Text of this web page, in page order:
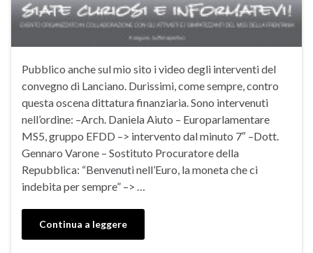
Pubblico anche sul mio sito i video degli interventi del
convegno di Lanciano. Durissimi, come sempre, contro
questa oscena dittatura finanziaria. Sono intervenuti
nell’ordine: –Arch. Daniela Aiuto – Europarlamentare
MS5, gruppo EFDD –> intervento dal minuto 7″ –Dott.
Gennaro Varone – Sostituto Procuratore della
Repubblica: “Benvenuti nell’Euro, la moneta che ci
indebita per sempre” –> …
Continua a leggere